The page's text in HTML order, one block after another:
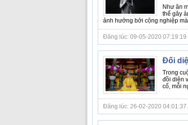
Như ăn
thể gây
ảnh hưởng bởi cộng nghiệp
Đăng lúc: 09-05-2020 07:19:19
Đối
Trong
đồi diện
cố, mỗi
Đăng lúc: 26-02-2020 04:01:37